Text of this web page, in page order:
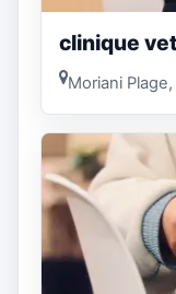
clinique
Moriani